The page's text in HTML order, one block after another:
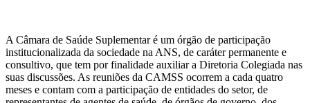
A Câmara de Saúde Suplementar é um órgão de participação
institucionalizada da sociedade na ANS, de caráter permanente e
consultivo, que tem por finalidade auxiliar a Diretoria Colegiada nas
suas discussões. As reuniões da CAMSS ocorrem a cada quatro
meses e contam com a participação de entidades do setor, de